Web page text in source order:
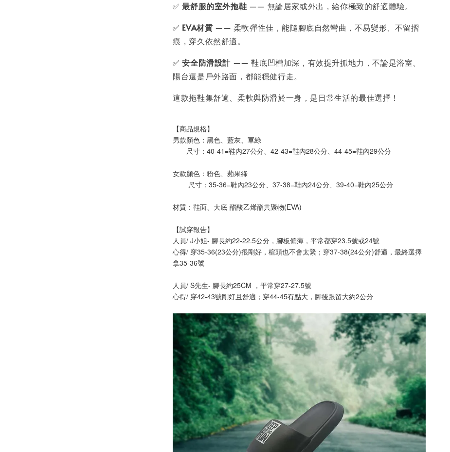
✅最舒服的室外拖鞋 —— 無論居家或外出，給你極致的舒適體驗。
✅ EVA材質 —— 柔軟彈性佳，能隨腳底自然彎曲，不易變形、不留摺
痕，穿久依然舒適。
✅安全防滑設計 —— 鞋底凹槽加深，有效提升抓地力，不論是浴室、
陽台還是戶外路面，都能穩健行走。
這款拖鞋集舒適、柔軟與防滑於一身，是日常生活的最佳選擇！
【商品規格】
男款顏色：黑色、藍灰、軍綠
尺寸：40-41=鞋內27公分、42-43=鞋內28公分、44-45=鞋內29公分
女款顏色：粉色、蘋果綠
尺寸：35-36=鞋內23公分、37-38=鞋內24公分、39-40=鞋內25公分
材質：鞋面、大底-醋酸乙烯酯共聚物(EVA)
【試穿報告】
人員/ J小姐- 腳長約22-22.5公分，腳板偏薄，平常都穿23.5號或24號
心得/ 穿35-36(23公分)很剛好，楦頭也不會太緊；穿37-38(24公分)舒適，最終選擇
拿35-36號
人員/ S先生- 腳長約25CM ，平常穿27-27.5號
心得/ 穿42-43號剛好且舒適；穿44-45有點大，腳後跟留大約2公分